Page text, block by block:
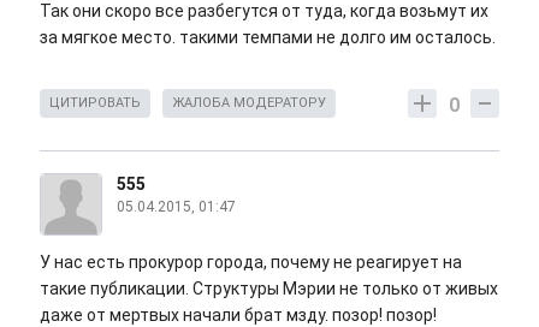
Так они скоро все разбегутся от туда, когда возьмут их
за мягкое место. такими темпами не долго им осталось.
0
ЦИТИРОВАТЬ ЖАЛОБА МОДЕРАТОРУ
555
05.04.2015, 01:47
У нас есть прокурор города, почему не реагирует на
такие публикации. Структуры Мэрии не только от живых
даже от мертвых начали брат мзду. позор! позор!